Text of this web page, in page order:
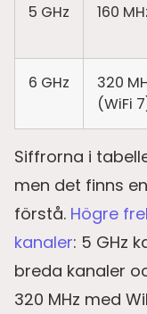
5 GHz 160
6 GHz
320
(WiFi
Siffrorna i
men det finns
förstå. Högre
kanaler: 5 GHz
breda kanaler
320 MHz med